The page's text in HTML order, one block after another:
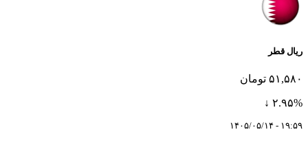
ریال قطر
۵۱,۵۸۰ تومان
۲.۹۵% ↓
۱۹:۵۹ - ۱۴۰۵/۰۵/۱۴